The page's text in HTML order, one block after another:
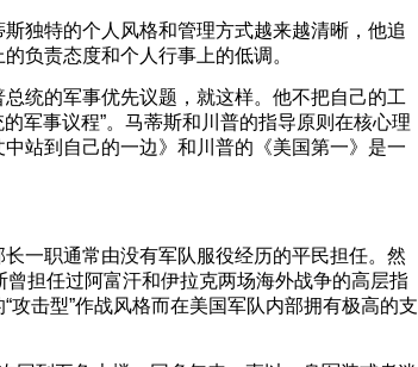
独特的个人风格和管理方式越来越清晰，他追
负责态度和个人行事上的低调。
统的军事优先议题，就这样。他不把自己的工
的军事议程”。马蒂斯和川普的指导原则在核心理
站到自己的一边》和川普的《美国第一》是一
一职通常由没有军队服役经历的平民担任。然
担任过阿富汗和伊拉克两场海外战争的高层指
攻击型”作战风格而在美国军队内部拥有极高的支